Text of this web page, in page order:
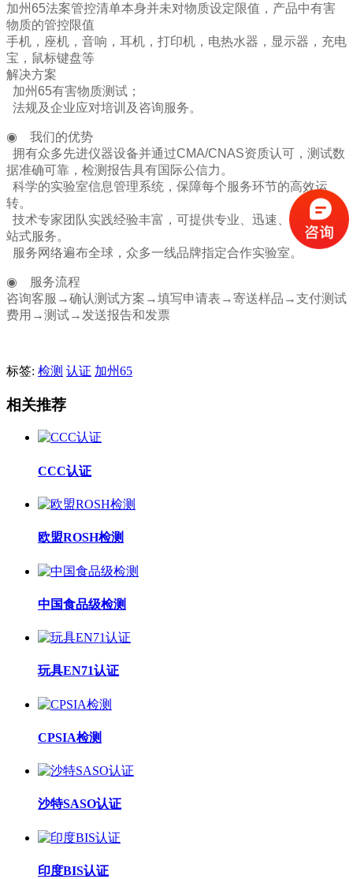
加州65法案管控清单本身并未对物质设定限值，产品中有害
物质的管控限值
手机，座机，音响，耳机，打印机，电热水器，显示器，充电
宝，鼠标键盘等
解决方案
加州65有害物质测试；
法规及企业应对培训及咨询服务。
◉ 我们的优势
拥有众多先进仪器设备并通过CMA/CNAS资质认可，测试数
据准确可靠，检测报告具有国际公信力。
科学的实验室信息管理系统，保障每个服务环节的高效运
转。
技术专家团队实践经验丰富，可提供专业、迅速、全面的一
站式服务。
服务网络遍布全球，众多一线品牌指定合作实验室。
◉ 服务流程
咨询客服→确认测试方案→填写申请表→寄送样品→支付测试
费用→测试→发送报告和发票
标签: 检测 认证 加州65
相关推荐
CCC认证
欧盟ROSH检测
中国食品级检测
玩具EN71认证
CPSIA检测
沙特SASO认证
印度BIS认证